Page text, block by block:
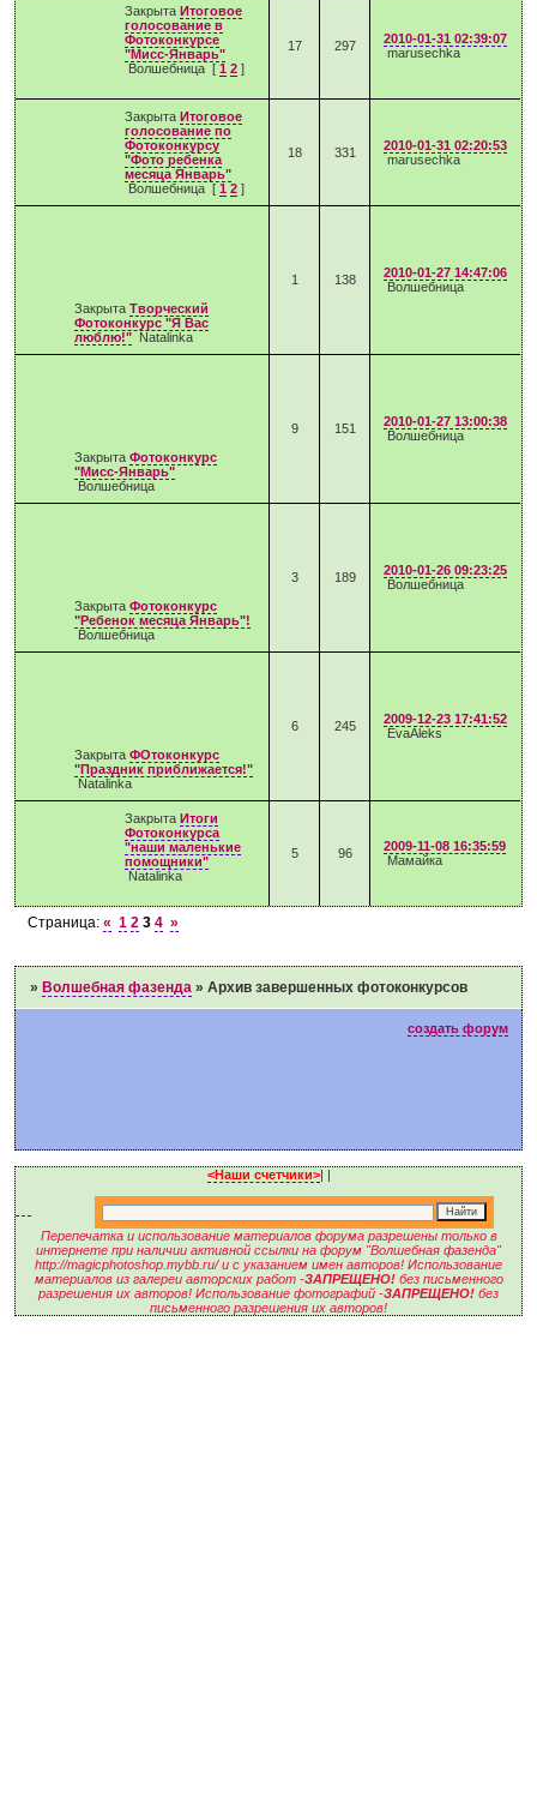
Закрыта Итоговое
голосование в
Фотоконкурсе
"Мисс-Январь"
Волшебница [ 1 2 ]
17 297
2010-01-31 02:39:07
marusechka
Закрыта Итоговое
голосование по
Фотоконкурсу
"Фото ребенка
месяца Январь"
Волшебница [ 1 2 ]
18 331
2010-01-31 02:20:53
marusechka
ЗакрытаТворческий
Фотоконкурс "Я Вас
люблю!" Natalinka
1 138
2010-01-27 14:47:06
Волшебница
ЗакрытаФотоконкурс
"Мисс-Январь"
Волшебница
9 151
2010-01-27 13:00:38
Волшебница
ЗакрытаФотоконкурс
"Ребенок месяца Январь"!
Волшебница
3 189
2010-01-26 09:23:25
Волшебница
ЗакрытаФОтоконкурс
"Праздник приближается!"
Natalinka
6 245
2009-12-23 17:41:52
EvaAleks
Закрыта Итоги
Фотоконкурса
"наши маленькие
помощники"
Natalinka
5 96
2009-11-08 16:35:59
Мамайка
Страница:« 1 2 3 4 »
»Волшебная фазенда »Архив завершенных фотоконкурсов
создать форум
<Наши счетчики>| |
Перепечатка и использование материалов форума разрешены только в
интернете при наличии активной ссылки на форум "Волшебная фазенда"
http://magicphotoshop.mybb.ru/ и с указанием имен авторов! Использование
материалов из галереи авторских работ -ЗАПРЕЩЕНО!без письменного
разрешения их авторов! Использование фотографий -ЗАПРЕЩЕНО! без
письменного разрешения их авторов!